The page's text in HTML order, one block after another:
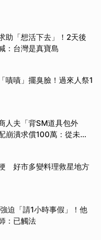
助「想活下去」！2天後
台灣是真寶島
嘖嘖」擺臭臉！過來人祭1
人夫「背SM道具包外
潰求償100萬：從未用
好市多變料理救星地方
迫「請1小時事假」！他
：已觸法